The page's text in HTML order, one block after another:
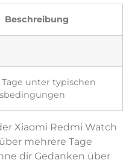
Beschreibung
Tage unter typischen
Xiaomi Redmi Watch
mehrere Tage
dir Gedanken über